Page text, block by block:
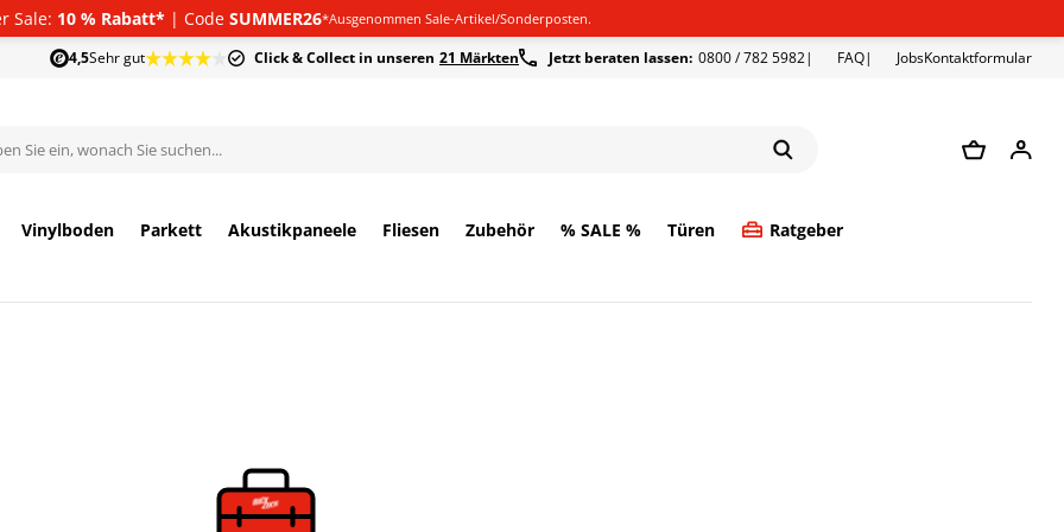
Sale: 10 % Rabatt*| Code SUMMER26*Ausgenommen Sale-Artikel/Sonderposten.
4,5Sehr gut Click & Collect in unseren 21 Märkten Jetzt beraten lassen: 0800 / 782 5982 FAQ JobsKontaktformular
Vinylboden Parkett Akustikpaneele Fliesen Zubehör % SALE % Türen Ratgeber